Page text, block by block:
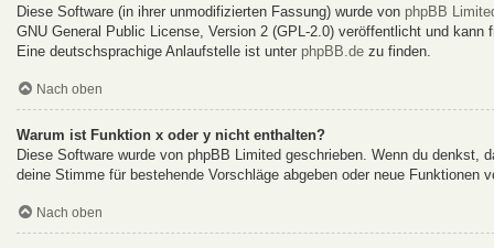
Diese Software (in ihrer unmodifizierten Fassung) wurde von phpBB
GNU General Public License, Version 2 (GPL-2.0) veröffentlicht und
Eine deutschsprachige Anlaufstelle ist unter phpBB.de zu finden.
Nach oben
Warum ist Funktion x oder y nicht enthalten?
Diese Software wurde von phpBB Limited geschrieben. Wenn du
deine Stimme für bestehende Vorschläge abgeben oder neue Funktionen
Nach oben